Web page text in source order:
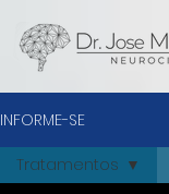
INFORME-SE
Tratamentos